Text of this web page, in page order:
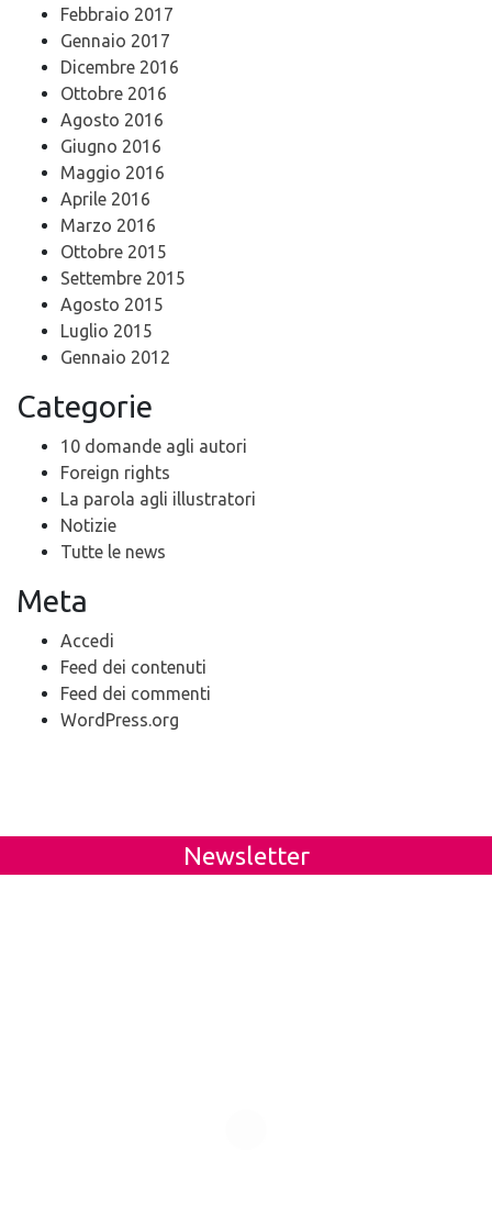
Febbraio 2017
Gennaio 2017
Dicembre 2016
Ottobre 2016
Agosto 2016
Giugno 2016
Maggio 2016
Aprile 2016
Marzo 2016
Ottobre 2015
Settembre 2015
Agosto 2015
Luglio 2015
Gennaio 2012
Categorie
10 domande agli autori
Foreign rights
La parola agli illustratori
Notizie
Tutte le news
Meta
Accedi
Feed dei contenuti
Feed dei commenti
WordPress.org
Newsletter